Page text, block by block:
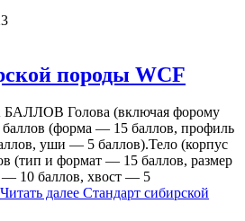
породы WCF
Голова (включая форому
баллов (форма — 15 баллов, профиль
уши — 5 баллов).Тело (корпус
(тип и формат — 15 баллов, размер
10 баллов, хвост — 5
Читать далее Стандарт сибирской